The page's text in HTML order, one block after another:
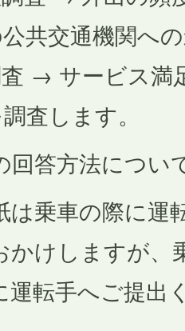
共交通機関へ
→ サービス満
査します。
回答方法につい
は乗車の際に運
かけしますが、
運転手へご提出